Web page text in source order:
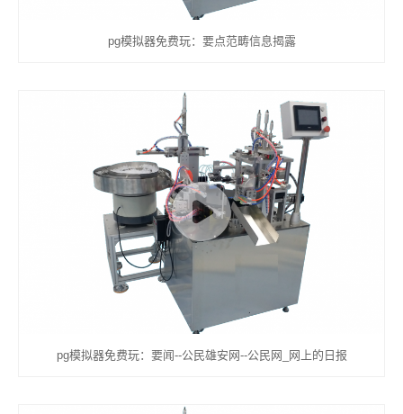
pg模拟器免费玩：要点范畴信息揭露
pg模拟器免费玩：要闻--公民雄安网--公民网_网上的日报